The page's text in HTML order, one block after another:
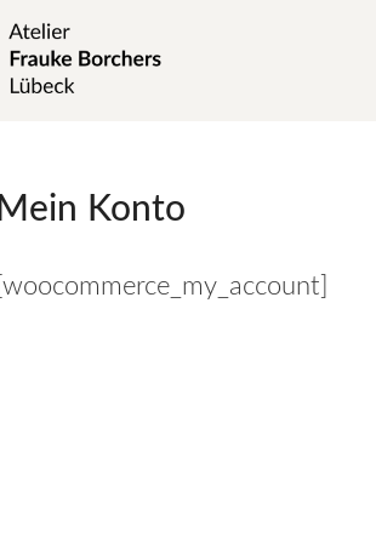
Mein Konto
[woocommerce_my_account]